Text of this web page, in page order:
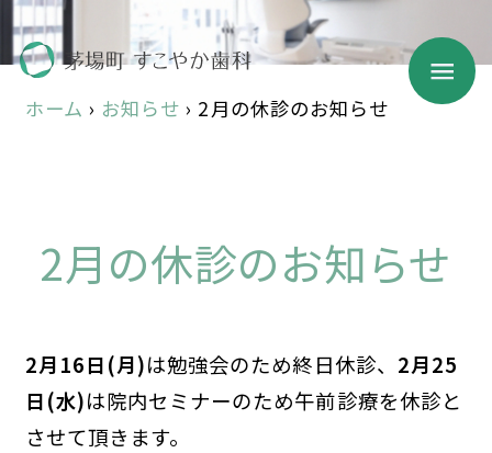
ホーム › お知らせ › 2月の休診のお知らせ
2月の休診のお知らせ
2月16日(月)は勉強会のため終日休診、 2月25
日(水)は院内セミナーのため午前診療を休診と
させて頂きます。